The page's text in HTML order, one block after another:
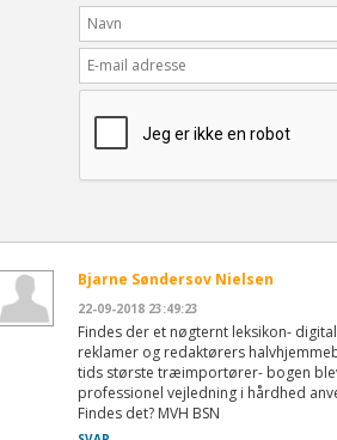
Bjarne Søndersov Nielsen
22-09-2018 23:49:23
Findes der et nøgternt leksikon-
reklamer og redaktørers
tids største træimportører- bogen
professionel vejledning i hårdhed
Findes det? MVH BSN